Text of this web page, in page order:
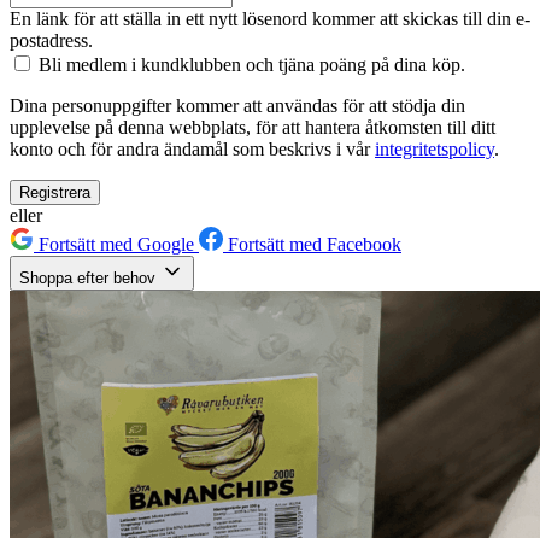
En länk för att ställa in ett nytt lösenord kommer att skickas till din e-
postadress.
Bli medlem i kundklubben och tjäna poäng på dina köp.
Dina personuppgifter kommer att användas för att stödja din
upplevelse på denna webbplats, för att hantera åtkomsten till ditt
konto och för andra ändamål som beskrivs i vårintegritetspolicy.
Registrera
eller
Fortsätt med Google
Fortsätt med Facebook
Shoppa efter behov